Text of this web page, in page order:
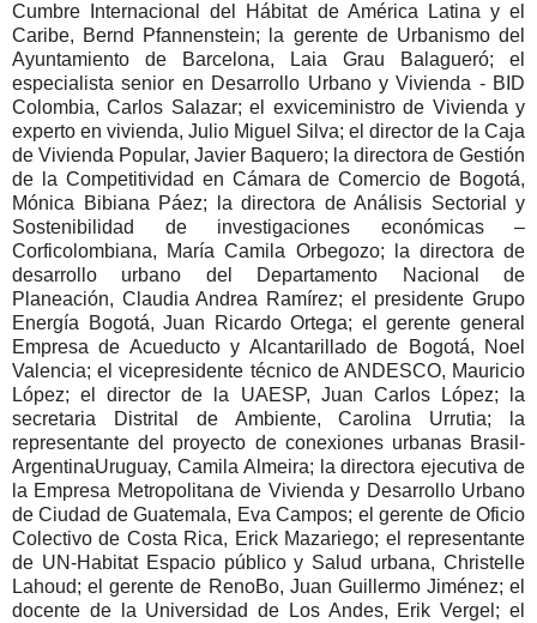
Cumbre Internacional del Hábitat de América Latina y el
Caribe, Bernd Pfannenstein; la gerente de Urbanismo del
Ayuntamiento de Barcelona, Laia Grau Balagueró; el
especialista senior en Desarrollo Urbano y Vivienda - BID
Colombia, Carlos Salazar; el exviceministro de Vivienda y
experto en vivienda, Julio Miguel Silva; el director de la Caja
de Vivienda Popular, Javier Baquero; la directora de Gestión
de la Competitividad en Cámara de Comercio de Bogotá,
Mónica Bibiana Páez; la directora de Análisis Sectorial y
Sostenibilidad de investigaciones económicas –
Corficolombiana, María Camila Orbegozo; la directora de
desarrollo urbano del Departamento Nacional de
Planeación, Claudia Andrea Ramírez; el presidente Grupo
Energía Bogotá, Juan Ricardo Ortega; el gerente general
Empresa de Acueducto y Alcantarillado de Bogotá, Noel
Valencia; el vicepresidente técnico de ANDESCO, Mauricio
López; el director de la UAESP, Juan Carlos López; la
secretaria Distrital de Ambiente, Carolina Urrutia; la
representante del proyecto de conexiones urbanas Brasil-
ArgentinaUruguay, Camila Almeira; la directora ejecutiva de
la Empresa Metropolitana de Vivienda y Desarrollo Urbano
de Ciudad de Guatemala, Eva Campos; el gerente de Oficio
Colectivo de Costa Rica, Erick Mazariego; el representante
de UN-Habitat Espacio público y Salud urbana, Christelle
Lahoud; el gerente de RenoBo, Juan Guillermo Jiménez; el
docente de la Universidad de Los Andes, Erik Vergel; el